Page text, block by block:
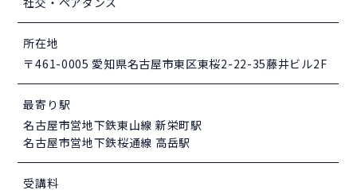
所在地
〒461-0005 愛知県名古屋市東区東桜2-22-35藤井ビル2F
最寄り駅
名古屋市営地下鉄東山線 新栄町駅
名古屋市営地下鉄桜通線 高岳駅
受講料